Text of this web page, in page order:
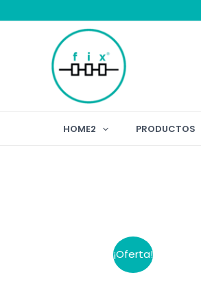
HOME2 PRODUCTOS
¡Oferta!